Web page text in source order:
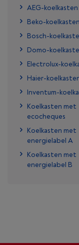
AEG-koelkasten
Beko-koelkasten
Bosch-
Domo-
Electrolux-
Haier-
Inventum-
Koelkasten met
ecocheques
Koelkasten met
energielabel A
Koelkasten met
energielabel B